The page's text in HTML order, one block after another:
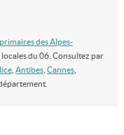
des Alpes-
locales du 06. Consultez par
, Antibes, Cannes,